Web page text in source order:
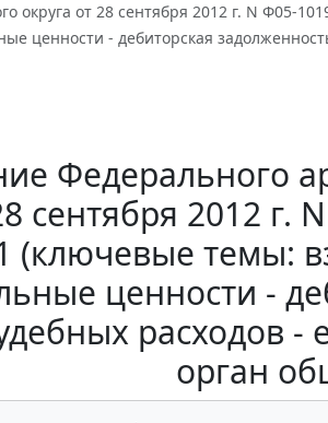
округа от 28 сентября 2012 г. N Ф05-
ценности - дебиторская
Федерального
сентября 2012 г.
(ключевые темы:
ценности -
расходов
орган